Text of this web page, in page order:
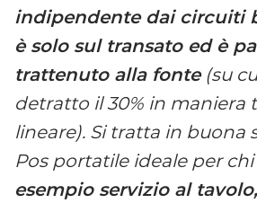
indipendente dai circuiti
è solo sul transato ed è
trattenuto alla fonte(su
detratto il 30% in maniera
lineare). Si tratta in buona
Pos portatile ideale per
esempio servizio al